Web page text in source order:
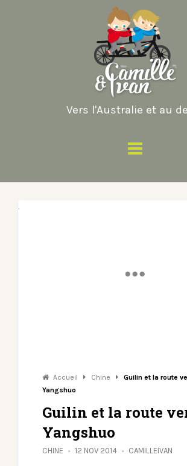
Vers l'Australie et au
Accueil Chine
Guilin et la route
Yangshuo
Guilin et la route
Yangshuo
CHINE 12 NOV 2014 CAMILLEIVAN